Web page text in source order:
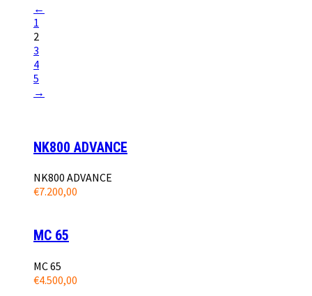
←
1
2
3
4
5
→
NK800 ADVANCE
NK800 ADVANCE
€7.200,00
MC 65
MC 65
€4.500,00